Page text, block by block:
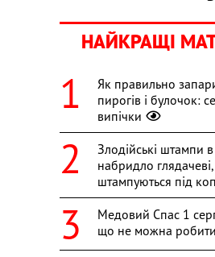
НАЙКРАЩІ
Як правильно
пирогів і булочок:
випічки
Злодійські штампи
набридло
штампуються під
Медовий Спас 1
що не можна робити